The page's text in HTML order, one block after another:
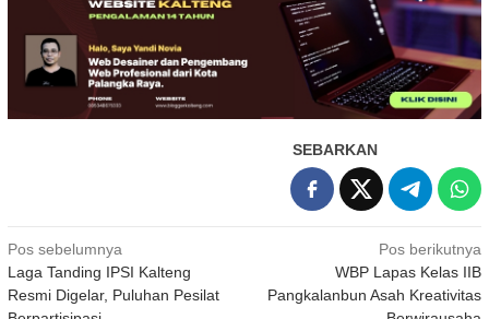
SEBARKAN
Navigasi
pos
Pos sebelumnya
Laga Tanding IPSI Kalteng
Resmi Digelar, Puluhan Pesilat
Pos berikutnya
WBP Lapas Kelas IIB
Pangkalanbun Asah Kreativitas